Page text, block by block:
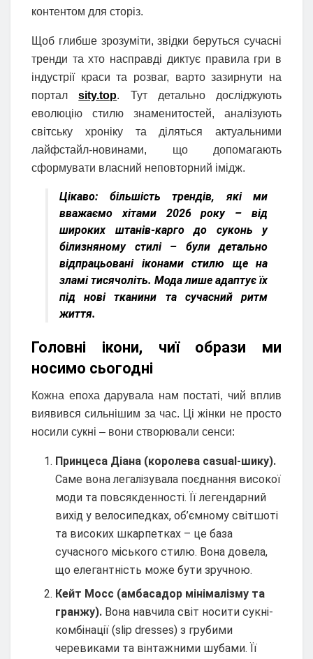
контентом для сторіз.
Щоб глибше зрозуміти, звідки беруться сучасні
тренди та хто насправді диктує правила гри в
індустрії краси та розваг, варто зазирнути на
портал
sity.top. Тут детально досліджують
еволюцію стилю знаменитостей, аналізують
світську хроніку та діляться актуальними
лайфстайл-новинами, що допомагають
сформувати власний неповторний імідж.
Цікаво: більшість трендів, які ми
вважаємо хітами 2026 року – від
широких штанів-карго до суконь у
білизняному стилі – були детально
відпрацьовані іконами стилю ще на
зламі тисячоліть. Мода лише адаптує їх
під нові тканини та сучасний ритм
життя.
Головні ікони, чиї образи ми
носимо сьогодні
Кожна епоха дарувала нам постаті, чий вплив
виявився сильнішим за час. Ці жінки не просто
носили сукні – вони створювали сенси:
Принцеса Діана (королева casual-шику).
Саме вона легалізувала поєднання високої
моди та повсякденності. Її легендарний
вихід у велосипедках, об’ємному світшоті
та високих шкарпетках – це база
сучасного міського стилю. Вона довела,
що елегантність може бути зручною.
Кейт Мосс (амбасадор мінімалізму та
гранжу). Вона навчила світ носити сукні-
комбінації (slip dresses) з грубими
черевиками та вінтажними шубами. Її